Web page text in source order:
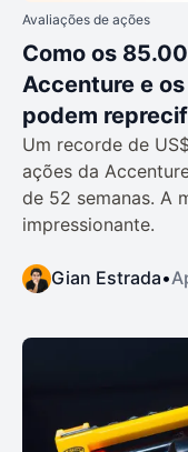
Avaliações de ações
Como os
Accenture e
podem
Um recorde de
ações da
de 52 semanas. A
impressionante.
Gian Estrada•